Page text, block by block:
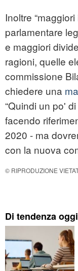
Inoltre
parlamentare
e maggiori
ragioni, quelle
commissione
chiedere una
“Quindi un po'
facendo
2020 - ma
con la nuova
© RIPRODUZIONE
Di tendenza oggi